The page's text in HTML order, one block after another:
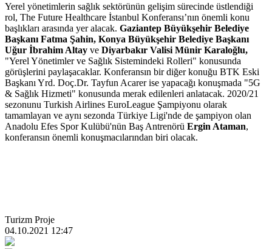
Yerel yönetimlerin sağlık sektörünün gelişim sürecinde üstlendiği
rol, The Future Healthcare İstanbul Konferansı’nın önemli konu
başlıkları arasında yer alacak. Gaziantep Büyükşehir Belediye
Başkanı Fatma Şahin, Konya Büyükşehir Belediye Başkanı
Uğur İbrahim Altay ve Diyarbakır Valisi Münir Karaloğlu,
"Yerel Yönetimler ve Sağlık Sistemindeki Rolleri" konusunda
görüşlerini paylaşacaklar. Konferansın bir diğer konuğu BTK Eski
Başkanı Yrd. Doç.Dr. Tayfun Acarer ise yapacağı konuşmada "5G
& Sağlık Hizmeti" konusunda merak edilenleri anlatacak. 2020/21
sezonunu Turkish Airlines EuroLeague Şampiyonu olarak
tamamlayan ve aynı sezonda Türkiye Ligi'nde de şampiyon olan
Anadolu Efes Spor Kulübü'nün Baş Antrenörü Ergin Ataman,
konferansın önemli konuşmacılarından biri olacak.
Turizm Proje
04.10.2021 12:47